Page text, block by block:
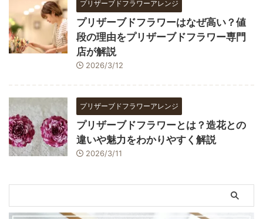
プリザーブドフラワーアレンジ
プリザーブドフラワーはなぜ高い？値
段の理由をプリザーブドフラワー専門
店が解説
2026/3/12
プリザーブドフラワーアレンジ
プリザーブドフラワーとは？造花との
違いや魅力をわかりやすく解説
2026/3/11